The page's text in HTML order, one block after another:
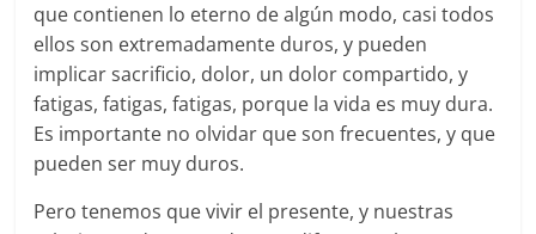
que contienen lo eterno de algún modo, casi todos
ellos son extremadamente duros, y pueden
implicar sacrificio, dolor, un dolor compartido, y
fatigas, fatigas, fatigas, porque la vida es muy dura.
Es importante no olvidar que son frecuentes, y que
pueden ser muy duros.
Pero tenemos que vivir el presente, y nuestras